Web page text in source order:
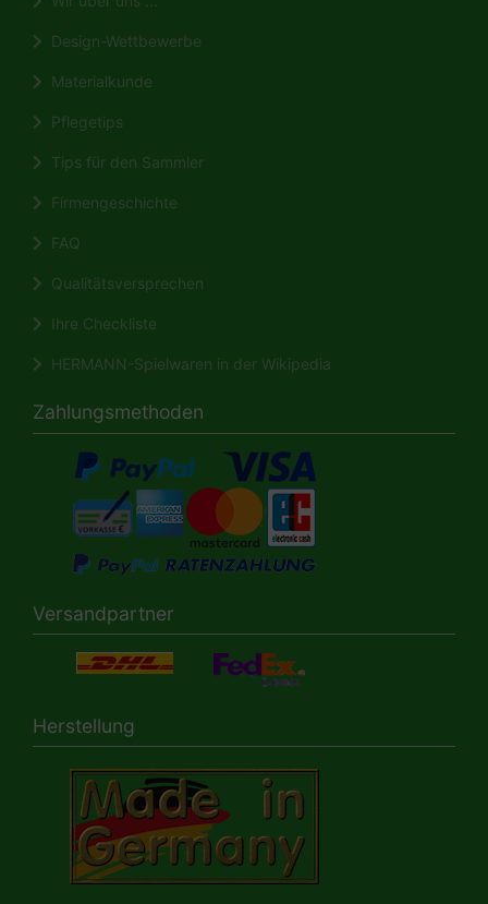
Design-Wettbewerbe
Materialkunde
Pflegetips
Tips für den Sammler
Firmengeschichte
FAQ
Qualitätsversprechen
Ihre Checkliste
HERMANN-Spielwaren in der Wikipedia
Zahlungsmethoden
Versandpartner
Herstellung